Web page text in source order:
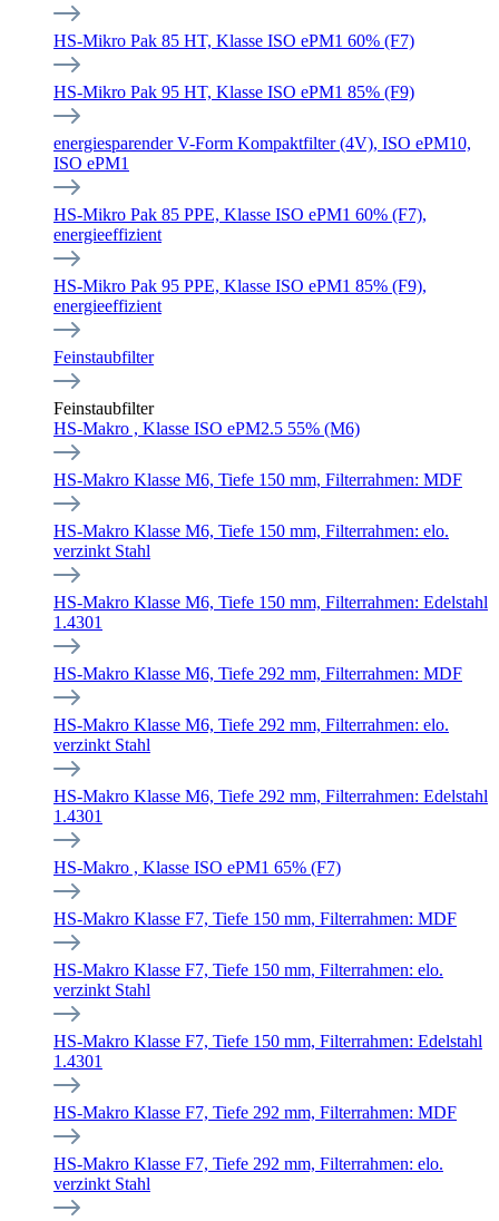
HS-Mikro Pak 85 HT, Klasse ISO ePM1 60% (F7)
HS-Mikro Pak 95 HT, Klasse ISO ePM1 85% (F9)
energiesparender V-Form Kompaktfilter (4V), ISO ePM10,
ISO ePM1
HS-Mikro Pak 85 PPE, Klasse ISO ePM1 60% (F7),
energieeffizient
HS-Mikro Pak 95 PPE, Klasse ISO ePM1 85% (F9),
energieeffizient
Feinstaubfilter
Feinstaubfilter
HS-Makro , Klasse ISO ePM2.5 55% (M6)
HS-Makro Klasse M6, Tiefe 150 mm, Filterrahmen: MDF
HS-Makro Klasse M6, Tiefe 150 mm, Filterrahmen: elo.
verzinkt Stahl
HS-Makro Klasse M6, Tiefe 150 mm, Filterrahmen: Edelstahl
1.4301
HS-Makro Klasse M6, Tiefe 292 mm, Filterrahmen: MDF
HS-Makro Klasse M6, Tiefe 292 mm, Filterrahmen: elo.
verzinkt Stahl
HS-Makro Klasse M6, Tiefe 292 mm, Filterrahmen: Edelstahl
1.4301
HS-Makro , Klasse ISO ePM1 65% (F7)
HS-Makro Klasse F7, Tiefe 150 mm, Filterrahmen: MDF
HS-Makro Klasse F7, Tiefe 150 mm, Filterrahmen: elo.
verzinkt Stahl
HS-Makro Klasse F7, Tiefe 150 mm, Filterrahmen: Edelstahl
1.4301
HS-Makro Klasse F7, Tiefe 292 mm, Filterrahmen: MDF
HS-Makro Klasse F7, Tiefe 292 mm, Filterrahmen: elo.
verzinkt Stahl